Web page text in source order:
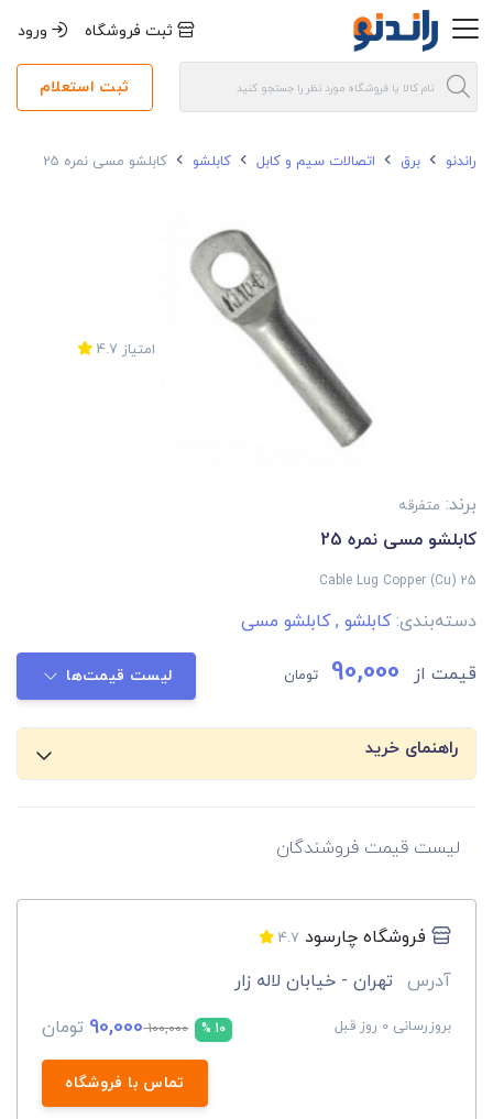
ثبت فروشگاه ورود
ثبت استعلام
راندنو برق اتصالات سیم و کابل کابلشو کابلشو مسی نمره 25
امتیاز 4.7
برند: متفرقه
کابلشو مسی نمره 25
Cable Lug Copper (Cu) 25
دسته‌بندی:کابلشو ,کابلشو مسی
قیمت از 90,000 تومان لیست قیمت‌ها
راهنمای خرید
لیست قیمت فروشندگان
فروشگاه چارسود 4.7
آدرس تهران - خیابان لاله زار
بروزرسانی 0 روز قبل 10 %
100,000
90,000 تومان
تماس با فروشگاه